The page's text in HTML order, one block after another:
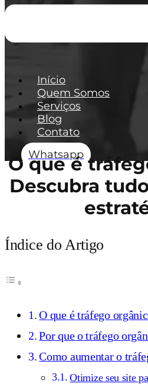
Início
Quem Somos
Serviços
Blog
Contato
Whatsapp
O que é
Descubra
Índice do Artigo
O que é tráfego
Por que o tráfego
Como aumentar o
Otimize seu site